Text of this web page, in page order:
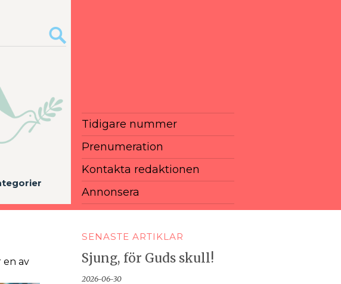
Tidigare nummer
Prenumeration
Kontakta redaktionen
Annonsera
en av
SENASTE ARTIKLAR
Sjung, för Guds skull!
2026-06-30